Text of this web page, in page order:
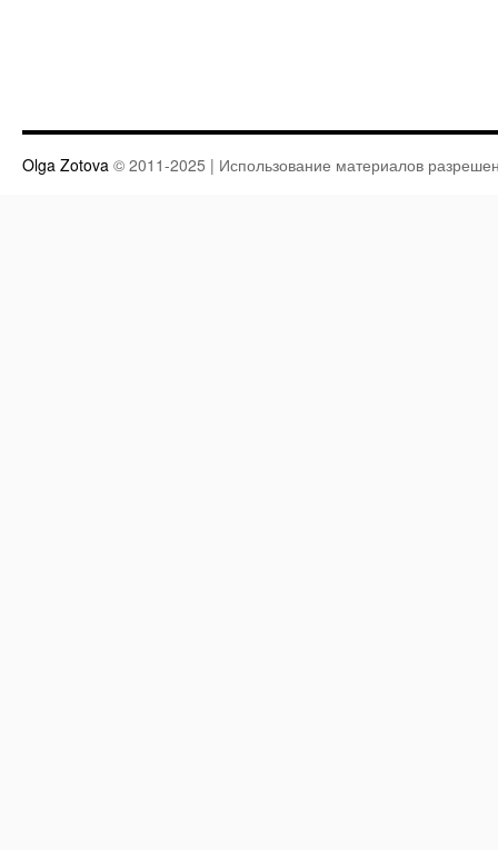
Olga Zotova © 2011-2025 | Использование материалов